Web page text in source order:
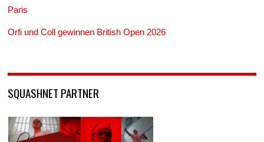
Paris
Orfi und Coll gewinnen British Open 2026
SQUASHNET PARTNER